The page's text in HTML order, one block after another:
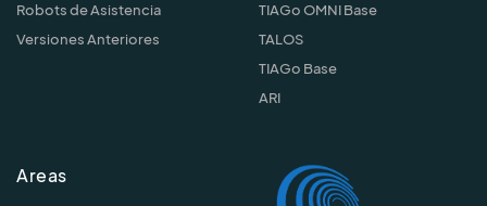
Robots de Asistencia
Versiones Anteriores
TIAGo OMNI Base
TALOS
TIAGo Base
ARI
Areas